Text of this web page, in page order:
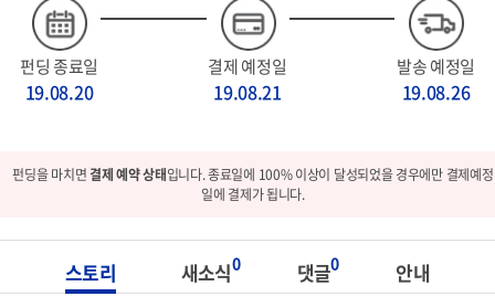
펀딩 종료일
19.08.20
결제 예정일
19.08.21
발송 예정일
19.08.26
펀딩을 마치면결제 예약 상태입니다. 종료일에 100% 이상이 달성되었을 경우에만 결제예정
일에 결제가 됩니다.
스토리 새소식0 댓글0 안내